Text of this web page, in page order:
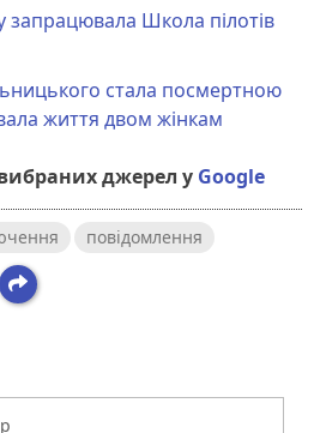
Школа пілотів
стала посмертною
життя двом жінкам
джерел у Google
повідомлення